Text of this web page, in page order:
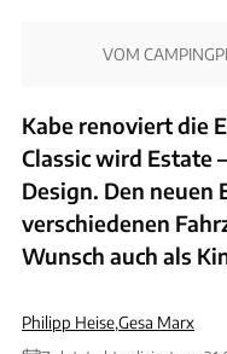
VOM
Kabe renoviert die
Classic wird Estate
Design. Den neuen
verschiedenen
Wunsch auch als
Philipp Heise,Gesa Marx